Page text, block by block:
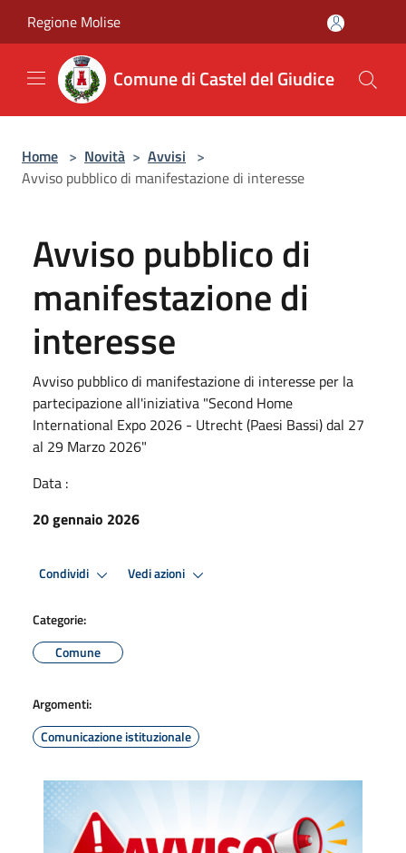
Regione Molise
Comune di Castel del Giudice
Home > Novità > Avvisi >
Avviso pubblico di manifestazione di interesse
Avviso pubblico di
manifestazione di
interesse
Avviso pubblico di manifestazione di interesse per la
partecipazione all'iniziativa "Second Home
International Expo 2026 - Utrecht (Paesi Bassi) dal 27
al 29 Marzo 2026"
Data :
20 gennaio 2026
Condividi Vedi azioni
Categorie:
Comune
Argomenti:
Comunicazione istituzionale